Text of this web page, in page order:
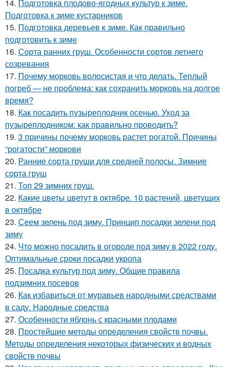
14. Подготовка плодово-ягодных культур к зиме.
Подготовка к зиме кустарников
15. Подготовка деревьев к зиме. Как правильно
подготовить к зиме
16. Сорта ранних груш. Особенности сортов летнего
созревания
17. Почему морковь волосистая и что делать. Теплый
погреб — не проблема: как сохранить морковь на долгое
время?
18. Как посадить пузыреплодник осенью. Уход за
пузыреплодником: как правильно проводить?
19. 3 причины почему морковь растет рогатой. Причины
“рогатости” моркови
20. Ранние сорта груши для средней полосы. Зимние
сорта груш
21. Топ 29 зимних груш.
22. Какие цветы цветут в октябре. 10 растений, цветущих
в октябре
23. Сеем зелень под зиму. Принцип посадки зелени под
зиму
24. Что можно посадить в огороде под зиму в 2022 году.
Оптимальные сроки посадки укропа
25. Посадка культур под зиму. Общие правила
подзимних посевов
26. Как избавиться от муравьев народными средствами
в саду. Народные средства
27. Особенности яблонь с красными плодами
28. Простейшие методы определения свойств почвы.
Методы определения некоторых физических и водных
свойств почвы